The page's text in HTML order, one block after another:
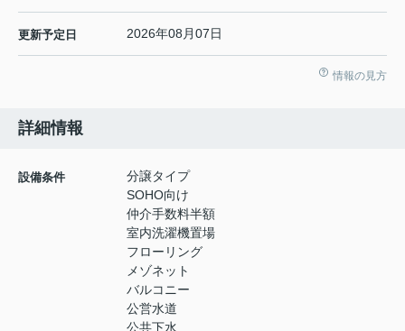
更新予定日 2026年08月07日
情報の見方
詳細情報
設備条件
分譲タイプ
SOHO向け
仲介手数料半額
室内洗濯機置場
フローリング
メゾネット
バルコニー
公営水道
公共下水